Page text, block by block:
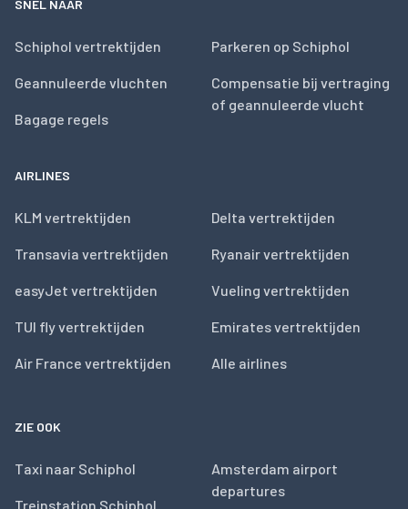
SNEL NAAR
Schiphol vertrektijden
Geannuleerde vluchten
Bagage regels
Parkeren op Schiphol
Compensatie bij vertraging
of geannuleerde vlucht
AIRLINES
KLM vertrektijden
Transavia vertrektijden
easyJet vertrektijden
TUI fly vertrektijden
Air France vertrektijden
Delta vertrektijden
Ryanair vertrektijden
Vueling vertrektijden
Emirates vertrektijden
Alle airlines
ZIE OOK
Taxi naar Schiphol
Treinstation Schiphol
Amsterdam airport
departures